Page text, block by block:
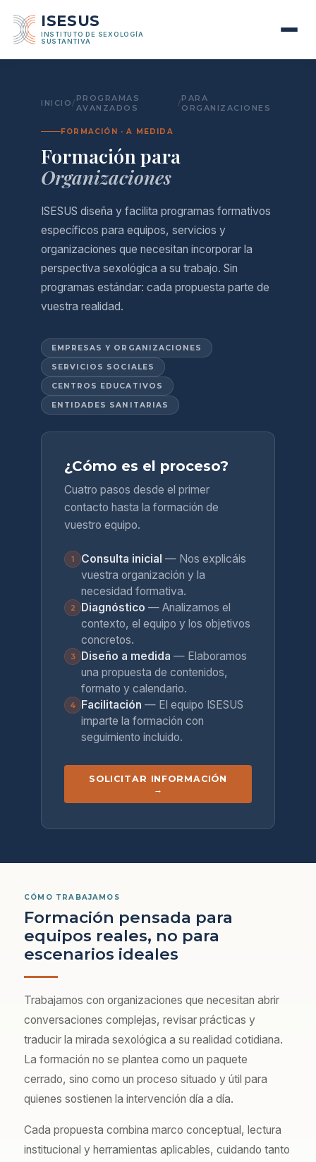
ISESUS
INSTITUTO DE SEXOLOGÍA
SUSTANTIVA
INICIO/ PROGRAMAS
AVANZADOS
/PARA
ORGANIZACIONES
FORMACIÓN · A MEDIDA
Formación para
Organizaciones
ISESUS diseña y facilita programas formativos
específicos para equipos, servicios y
organizaciones que necesitan incorporar la
perspectiva sexológica a su trabajo. Sin
programas estándar: cada propuesta parte de
vuestra realidad.
EMPRESAS Y ORGANIZACIONES
SERVICIOS SOCIALES
CENTROS EDUCATIVOS
ENTIDADES SANITARIAS
¿Cómo es el proceso?
Cuatro pasos desde el primer
contacto hasta la formación de
vuestro equipo.
1 Consulta inicial — Nos explicáis
vuestra organización y la
necesidad formativa.
2 Diagnóstico — Analizamos el
contexto, el equipo y los objetivos
concretos.
3 Diseño a medida — Elaboramos
una propuesta de contenidos,
formato y calendario.
4 Facilitación — El equipo ISESUS
imparte la formación con
seguimiento incluido.
SOLICITAR INFORMACIÓN
→
CÓMO TRABAJAMOS
Formación pensada para
equipos reales, no para
escenarios ideales
Trabajamos con organizaciones que necesitan abrir
conversaciones complejas, revisar prácticas y
traducir la mirada sexológica a su realidad cotidiana.
La formación no se plantea como un paquete
cerrado, sino como un proceso situado y útil para
quienes sostienen la intervención día a día.
Cada propuesta combina marco conceptual, lectura
institucional y herramientas aplicables, cuidando tanto